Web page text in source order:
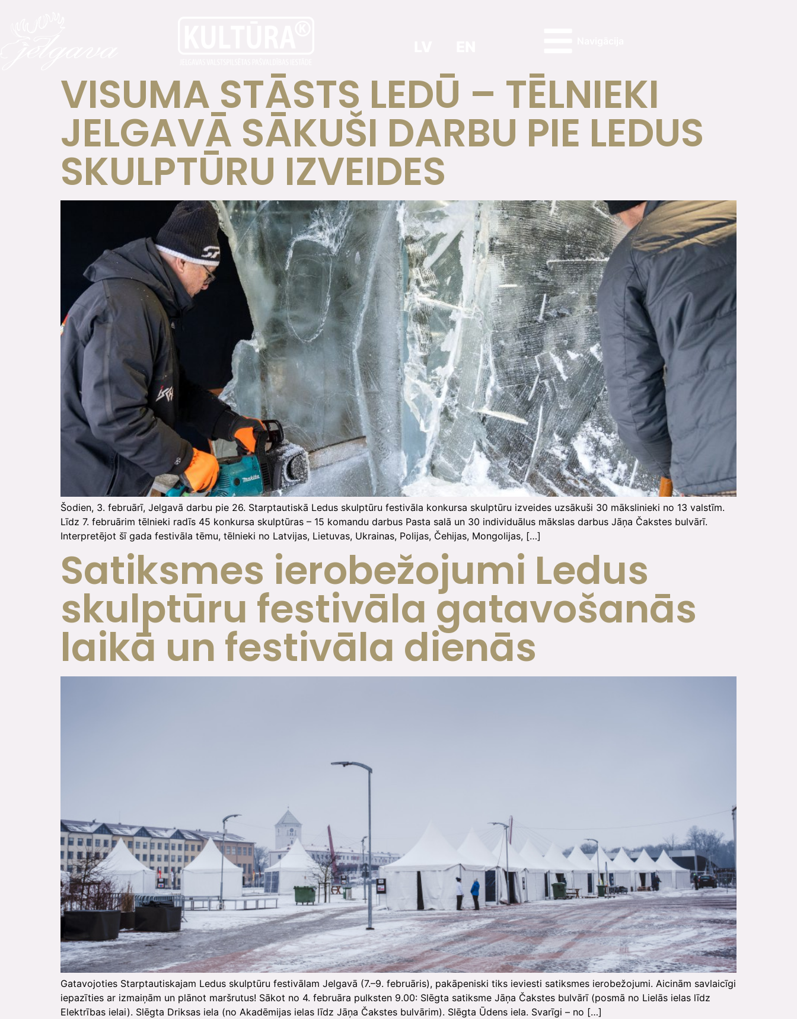
VISUMA STĀSTS LEDŪ – TĒLNIEKI
JELGAVĀ SĀKUŠI DARBU PIE LEDUS
SKULPTŪRU IZVEIDES
Šodien, 3. februārī, Jelgavā darbu pie 26. Starptautiskā Ledus skulptūru festivāla konkursa skulptūru izveides uzsākuši 30 mākslinieki no 13 valstīm.
Līdz 7. februārim tēlnieki radīs 45 konkursa skulptūras – 15 komandu darbus Pasta salā un 30 individuālus mākslas darbus Jāņa Čakstes bulvārī.
Interpretējot šī gada festivāla tēmu, tēlnieki no Latvijas, Lietuvas, Ukrainas, Polijas, Čehijas, Mongolijas, […]
Satiksmes ierobežojumi Ledus
skulptūru festivāla gatavošanās
laikā un festivāla dienās
Gatavojoties Starptautiskajam Ledus skulptūru festivālam Jelgavā (7.–9. februāris), pakāpeniski tiks ieviesti satiksmes ierobežojumi. Aicinām savlaicīgi
iepazīties ar izmaiņām un plānot maršrutus! Sākot no 4. februāra pulksten 9.00: Slēgta satiksme Jāņa Čakstes bulvārī (posmā no Lielās ielas līdz
Elektrības ielai). Slēgta Driksas iela (no Akadēmijas ielas līdz Jāņa Čakstes bulvārim). Slēgta Ūdens iela. Svarīgi – no […]